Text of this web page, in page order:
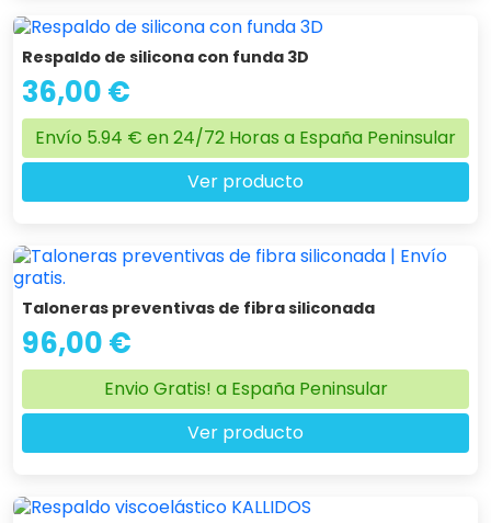
Respaldo de silicona con funda 3D
36,00 €
Envío 5.94 € en 24/72 Horas a España Peninsular
Ver producto
Taloneras preventivas de fibra siliconada
96,00 €
Envio Gratis! a España Peninsular
Ver producto